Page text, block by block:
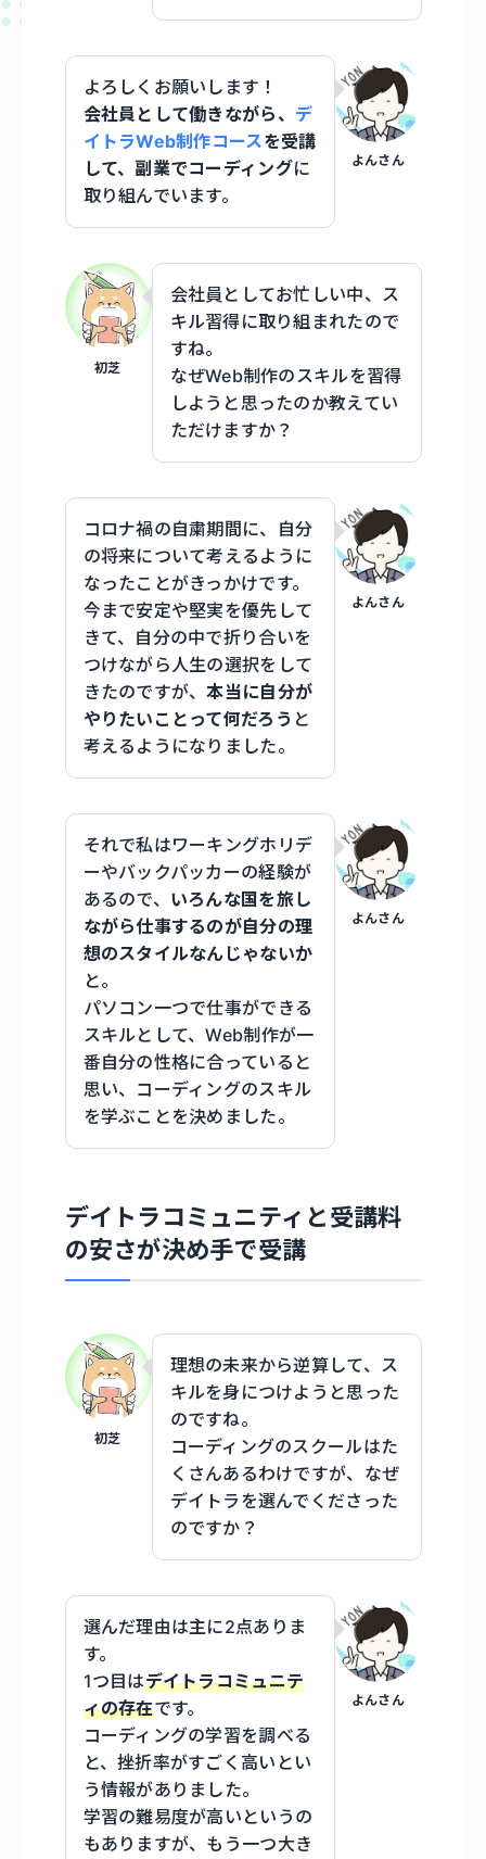
よんさん
よろしくお願いします！
会社員として働きながら、 デ
イトラWeb制作コースを受講
して、副業でコーディングに
取り組んでいます。
初芝
会社員としてお忙しい中、ス
キル習得に取り組まれたので
すね。
なぜWeb制作のスキルを習得
しようと思ったのか教えてい
ただけますか？
よんさん
コロナ禍の自粛期間に、自分
の将来について考えるように
なったことがきっかけです。
今まで安定や堅実を優先して
きて、自分の中で折り合いを
つけながら人生の選択をして
きたのですが、本当に自分が
やりたいことって何だろう と
考えるようになりました。
よんさん
それで私はワーキングホリデ
ーやバックパッカーの経験が
あるので、 いろんな国を旅し
ながら仕事するのが自分の理
想のスタイルなんじゃないか
と。
パソコン一つで仕事ができる
スキルとして、Web制作が一
番自分の性格に合っていると
思い、コーディングのスキル
を学ぶことを決めました。
デイトラコミュニティと受講料
の安さが決め手で受講
初芝
理想の未来から逆算して、ス
キルを身につけようと思った
のですね。
コーディングのスクールはた
くさんあるわけですが、なぜ
デイトラを選んでくださった
のですか？
よんさん
選んだ理由は主に2点ありま
す。
1つ目はデイトラコミュニテ
ィの存在です。
コーディングの学習を調べる
と、挫折率がすごく高いとい
う情報がありました。
学習の難易度が高いというの
もありますが、もう一つ大き